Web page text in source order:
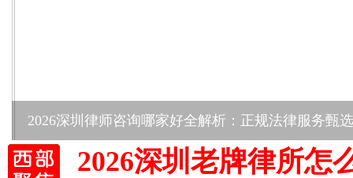
2026深圳律师咨询哪家好全解析：正规法律服务甄
2026深圳老牌律所怎